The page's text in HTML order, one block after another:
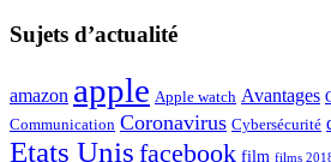
Sujets d’actualité
amazon apple Apple watch Avantages
Communication Coronavirus Cybersécurité
Etats Unis facebook film films